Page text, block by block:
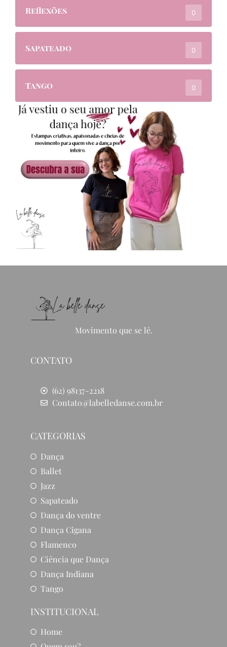
Reflexões 0
Sapateado 0
Tango 0
Movimento que se lê.
CONTATO
(62) 98137-2218
Contato@labelledanse.com.br
CATEGORIAS
Dança
Ballet
Jazz
Sapateado
Dança do ventre
Dança Cigana
Flamenco
Ciência que Dança
Dança Indiana
Tango
INSTITUCIONAL
Home